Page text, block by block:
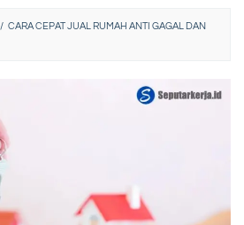
/ CARA CEPAT JUAL RUMAH ANTI GAGAL DAN